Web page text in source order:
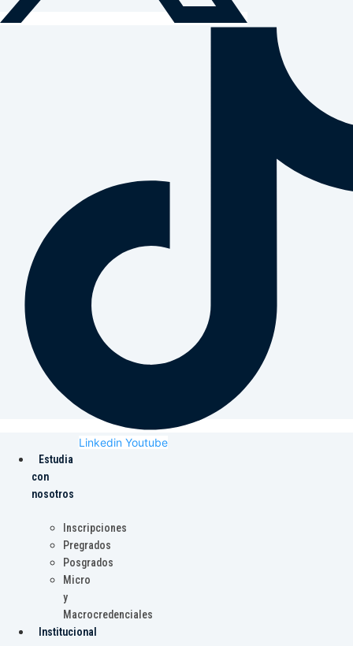
Linkedin Youtube
Estudia
con
nosotros
Inscripciones
Pregrados
Posgrados
Micro
y
Macrocredenciales
Institucional